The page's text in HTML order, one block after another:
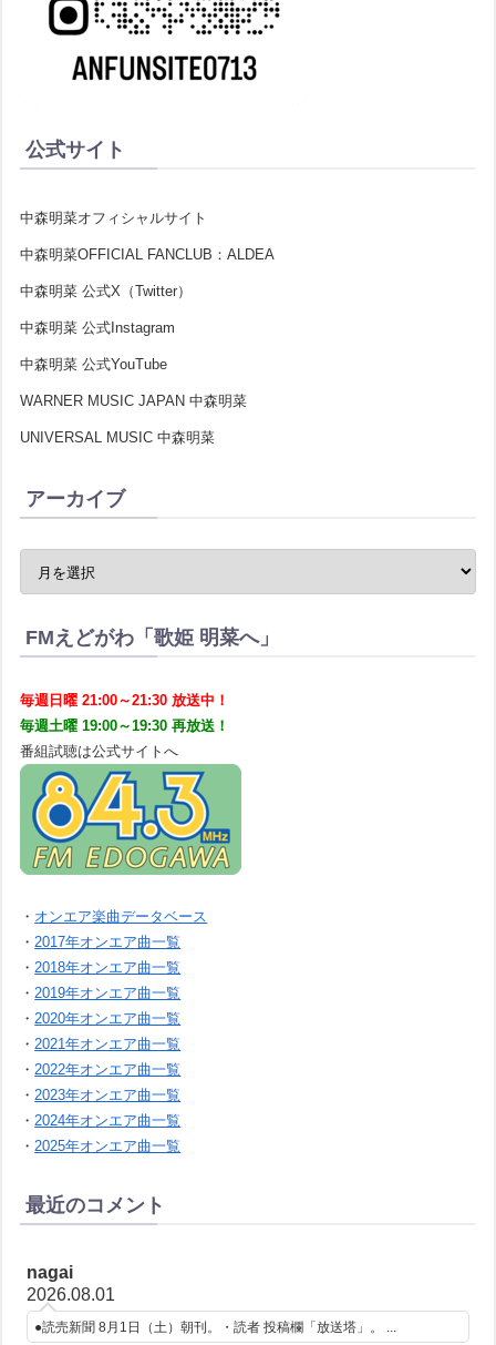
公式サイト
中森明菜オフィシャルサイト
中森明菜OFFICIAL FANCLUB：ALDEA
中森明菜 公式X（Twitter）
中森明菜 公式Instagram
中森明菜 公式YouTube
WARNER MUSIC JAPAN 中森明菜
UNIVERSAL MUSIC 中森明菜
アーカイブ
FMえどがわ「歌姫 明菜へ」
毎週日曜 21:00～21:30 放送中！
毎週土曜 19:00～19:30 再放送！
番組試聴は公式サイトへ
・ オンエア楽曲データベース
・2017年オンエア曲一覧
・2018年オンエア曲一覧
・2019年オンエア曲一覧
・2020年オンエア曲一覧
・2021年オンエア曲一覧
・2022年オンエア曲一覧
・2023年オンエア曲一覧
・2024年オンエア曲一覧
・2025年オンエア曲一覧
最近のコメント
nagai
2026.08.01
●読売新聞 8月1日（土）朝刊。・読者 投稿欄「放送塔」。 ...